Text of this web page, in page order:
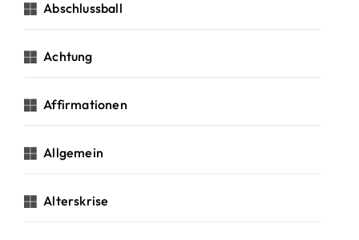
c
Abschlussball
Achtung
Affirmationen
Allgemein
Alterskrise